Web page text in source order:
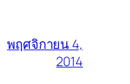
พฤศจิกายน 4,
2014